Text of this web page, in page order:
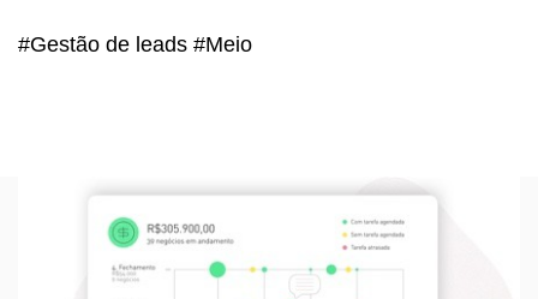
#Gestão de leads #Meio